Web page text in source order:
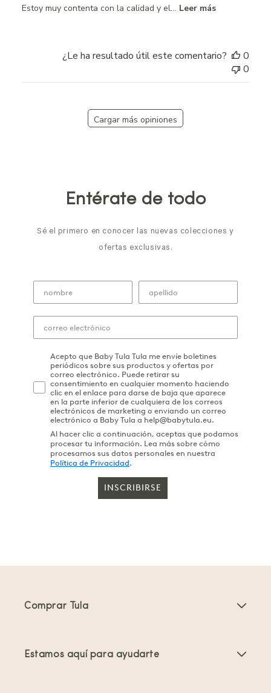
Estoy muy contenta con la calidad y el... Leer más
¿Le ha resultado útil este comentario?
0
0
Cargar más opiniones
Entérate de todo
Sé el primero en conocer las nuevas colecciones y
ofertas exclusivas.
Acepto que Baby Tula Tula me envíe boletines
periódicos sobre sus productos y ofertas por
correo electrónico. Puede retirar su
consentimiento en cualquier momento haciendo
clic en el enlace para darse de baja que aparece
en la parte inferior de cualquiera de los correos
electrónicos de marketing o enviando un correo
electrónico a Baby Tula a help@babytula.eu.
Al hacer clic a continuación, aceptas que podamos
procesar tu información. Lea más sobre cómo
procesamos sus datos personales en nuestra
Política de Privacidad.
INSCRIBIRSE
Comprar Tula
Estamos aquí para ayudarte